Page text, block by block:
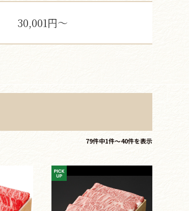
30,001円～
79件中1件～40件を表示